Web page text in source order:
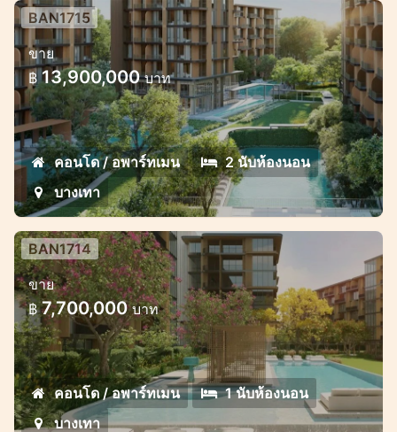
โครงการคอนโดมิเนียมหรูสไตล์แมริออท
ใจกลางบางเทา
โครงการคอนโดมิเนียมคุณภาพสูงสุดพิเศษ
พร้อมโอกาสการชำระเงินที่ยอดเยี่ยม
BAN1715
ขาย
฿ 13,900,000บาท
คอนโด / อพาร์ทเมน
2 นับห้องนอน
บางเทา
โครงการคอนโดมิเนียมหรูสไตล์แมริออท
ใจกลางบางเทา
โครงการคอนโดมิเนียมคุณภาพสูงสุดพิเศษ
พร้อมโอกาสการชำระเงินที่ยอดเยี่ยม
BAN1714
ขาย
฿ 7,700,000บาท
คอนโด / อพาร์ทเมน
1 นับห้องนอน
บางเทา